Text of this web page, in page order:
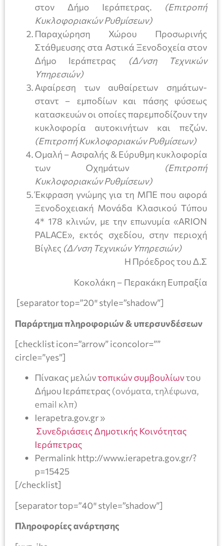
στον Δήμο Ιεράπετρας. (Επιτροπή
Κυκλοφοριακών Ρυθμίσεων)
Παραχώρηση Χώρου Προσωρινής
Στάθμευσης στα Αστικά Ξενοδοχεία στον
Δήμο Ιεράπετρας
(Δ/νση Τεχνικών
Υπηρεσιών)
Αφαίρεση των αυθαίρετων σημάτων-
σταντ – εμποδίων και πάσης φύσεως
κατασκευών οι οποίες παρεμποδίζουν την
κυκλοφορία αυτοκινήτων και πεζών.
(Επιτροπή Κυκλοφοριακών Ρυθμίσεων)
Ομαλή – Ασφαλής & Εύρυθμη κυκλοφορία
των Οχημάτων (Επιτροπή
Κυκλοφοριακών Ρυθμίσεων)
Έκφραση γνώμης για τη ΜΠΕ που αφορά
Ξενοδοχειακή Μονάδα Κλασικού Τύπου
4* 178 κλινών, με την επωνυμία «ARION
PALACE», εκτός σχεδίου, στην περιοχή
Βίγλες (Δ/νση Τεχνικών Υπηρεσιών)
Η Πρόεδρος του Δ.Σ
Κοκολάκη – Περακάκη Ευπραξία
[separator top=”20″ style=”shadow”]
Παράρτημα πληροφοριών & υπερσυνδέσεων
[checklist icon=”arrow” iconcolor=””
circle=”yes”]
Πίνακας μελώντοπικών συμβουλίωντου
Δήμου Ιεράπετρας (ονόματα, τηλέφωνα,
email κλπ)
Ierapetra.gov.gr »
Συνεδριάσεις Δημοτικής Κοινότητας
Ιεράπετρας
Permalink http://www.ierapetra.gov.gr/?
p=15425
[/checklist]
[separator top=”40″ style=”shadow”]
Πληροφορίες ανάρτησης